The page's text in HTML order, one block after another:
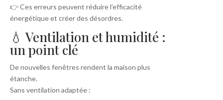
👉 Ces erreurs peuvent réduire l’efficacité
énergétique et créer des désordres.
💧 Ventilation et humidité :
un point clé
De nouvelles fenêtres rendent la maison plus
étanche.
Sans ventilation adaptée :